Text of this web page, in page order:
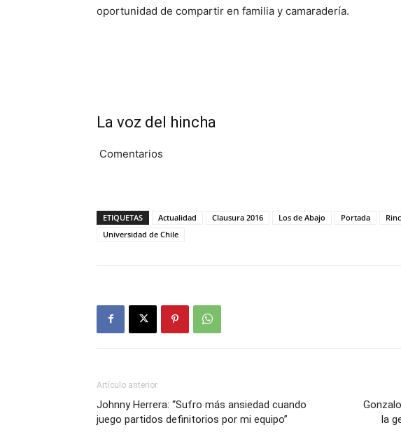
oportunidad de compartir en familia y camaradería.
La voz del hincha
Comentarios
ETIQUETAS Actualidad Clausura 2016 Los de Abajo Portada
Universidad de Chile
Artículo anterior
Johnny Herrera: “Sufro más ansiedad cuando
juego partidos definitorios por mi equipo”
la